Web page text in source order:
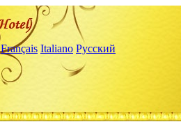
Français Italiano Русский